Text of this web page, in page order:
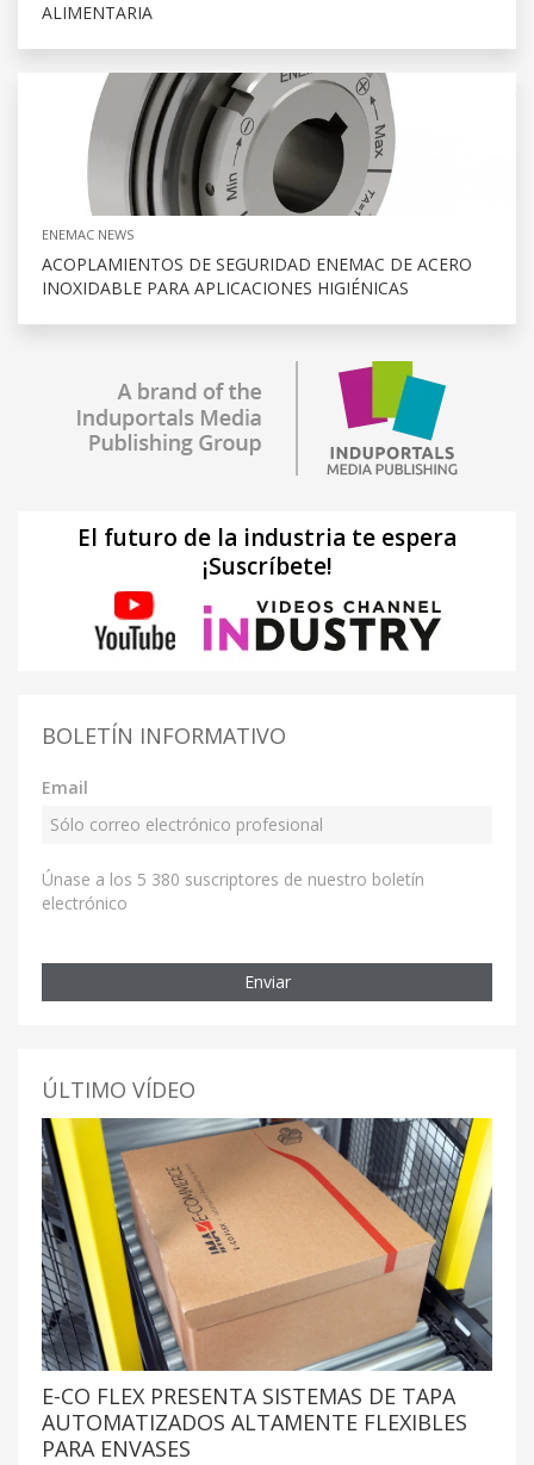
ALIMENTARIA
ENEMAC NEWS
ACOPLAMIENTOS DE SEGURIDAD ENEMAC DE ACERO
INOXIDABLE PARA APLICACIONES HIGIÉNICAS
El futuro de la industria te espera
¡Suscríbete!
BOLETÍN INFORMATIVO
Email
Únase a los 5 380 suscriptores de nuestro boletín
electrónico
Enviar
ÚLTIMO VÍDEO
E-CO FLEX PRESENTA SISTEMAS DE TAPA
AUTOMATIZADOS ALTAMENTE FLEXIBLES
PARA ENVASES